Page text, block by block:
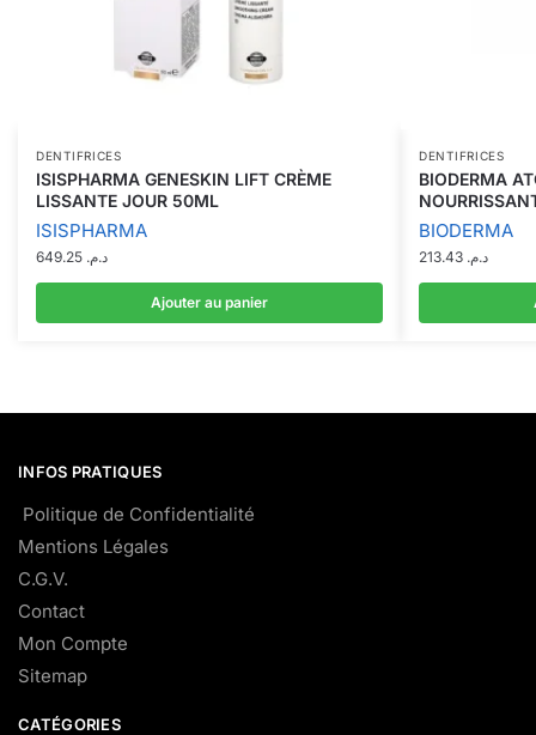
DENTIFRICES
ISISPHARMA GENESKIN LIFT CRÈME
LISSANTE JOUR 50ML
ISISPHARMA
د.م.
Ajouter au panier
DENTIFRICES
BIODERMA
BIODERMA
د.م.
INFOS PRATIQUES
Politique de Confidentialité
Mentions Légales
C.G.V.
Contact
Mon Compte
Sitemap
CATÉGORIES